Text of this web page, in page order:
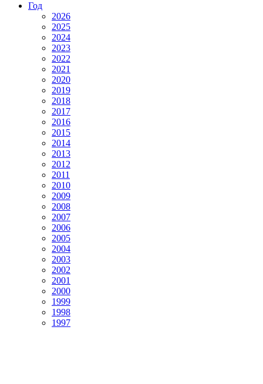
Год
2026
2025
2024
2023
2022
2021
2020
2019
2018
2017
2016
2015
2014
2013
2012
2011
2010
2009
2008
2007
2006
2005
2004
2003
2002
2001
2000
1999
1998
1997